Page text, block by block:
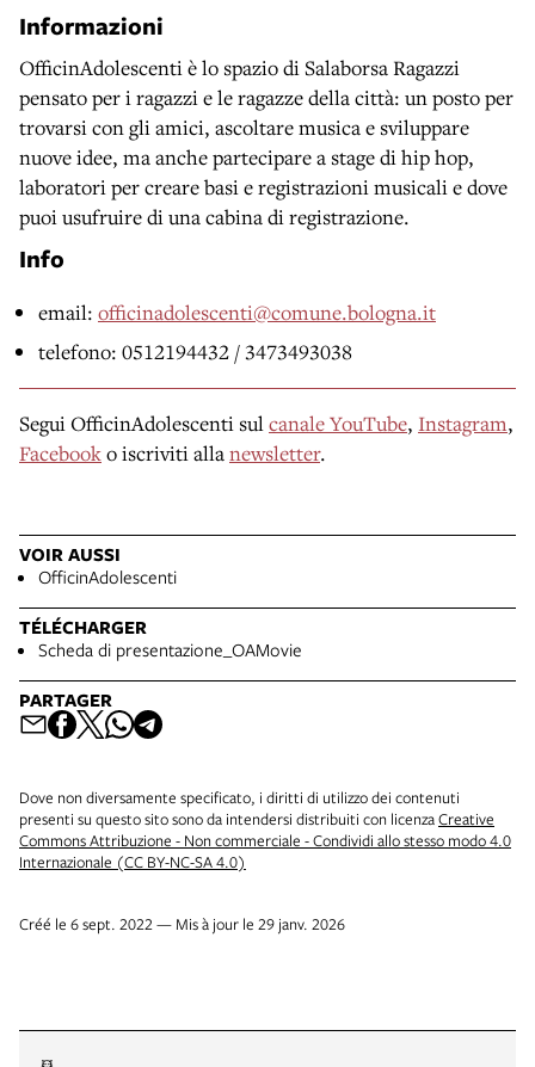
Informazioni
OfficinAdolescenti è lo spazio di Salaborsa Ragazzi
pensato per i ragazzi e le ragazze della città: un posto per
trovarsi con gli amici, ascoltare musica e sviluppare
nuove idee, ma anche partecipare a stage di hip hop,
laboratori per creare basi e registrazioni musicali e dove
puoi usufruire di una cabina di registrazione.
Info
email: officinadolescenti@comune.bologna.it
telefono: 0512194432 / 3473493038
Segui OfficinAdolescenti sulcanale YouTube, Instagram,
Facebooko iscriviti allanewsletter.
VOIR AUSSI
OfficinAdolescenti
TÉLÉCHARGER
Scheda di presentazione_OAMovie
PARTAGER
Dove non diversamente specificato, i diritti di utilizzo dei contenuti
presenti su questo sito sono da intendersi distribuiti con licenzaCreative
Commons Attribuzione - Non commerciale - Condividi allo stesso modo 4.0
Internazionale (CC BY-NC-SA 4.0)
Créé le 6 sept. 2022 — Mis à jour le 29 janv. 2026